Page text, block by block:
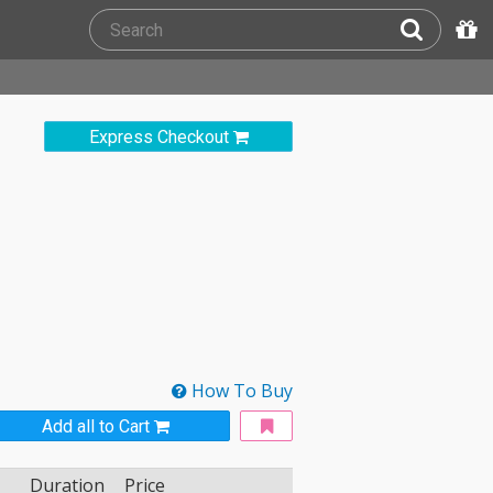
Express Checkout
How To Buy
Add all to Cart
Duration Price